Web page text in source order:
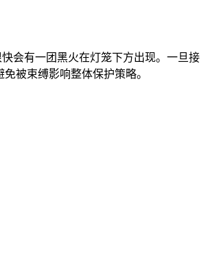
会有一团黑火在灯笼下方出现。一旦接
被束缚影响整体保护策略。